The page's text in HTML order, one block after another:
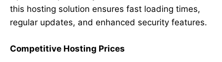
this hosting solution ensures fast loading times,
regular updates, and enhanced security features.
Competitive Hosting Prices